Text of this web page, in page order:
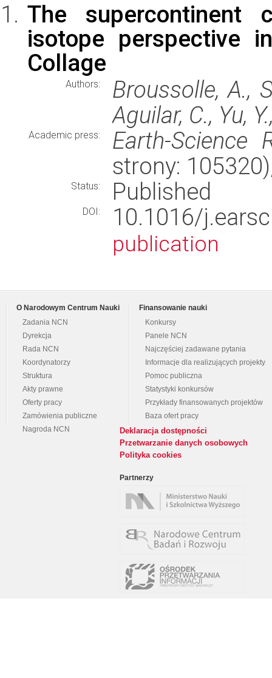
The
isotope perspective
Collage
Authors:
Broussolle, A.,
Aguilar, C., Yu,
Academic press:
Earth-Science
strony:
Status: Published
DOI: 10.1016/
publication
O Narodowym Centrum Nauki
Zadania NCN
Dyrekcja
Rada NCN
Koordynatorzy
Struktura
Akty prawne
Oferty pracy
Zamówienia publiczne
Nagroda NCN
Finansowanie nauki
Konkursy
Panele NCN
Najczęściej zadawane pytania
Informacje dla realizujących projekty
Pomoc publiczna
Statystyki konkursów
Przykłady finansowanych projektów
Baza ofert pracy
Deklaracja dostępności
Przetwarzanie danych osobowych
Polityka cookies
Partnerzy